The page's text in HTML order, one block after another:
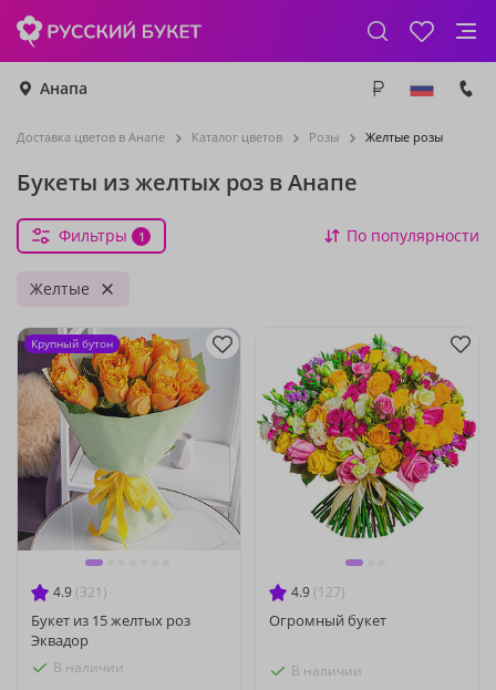
Анапа
Доставка цветов в Анапе Каталог цветов Розы Желтые розы
Букеты из желтых роз в Анапе
Фильтры 1 По популярности
Желтые
4.9 (321)
Букет из 15 желтых роз
Эквадор
В наличии
Крупный бутон
4.9 (127)
Огромный букет
В наличии